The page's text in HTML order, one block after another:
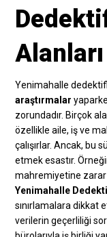
Alanları
Yenimahalle
araştırmalar
zorundadır. Birçok
özellikle aile, iş ve
çalışırlar. Ancak, bu
etmek esastır.
mahremiyetine
Yenimahalle
sınırlamalara dikkat
verilerin geçerliliği